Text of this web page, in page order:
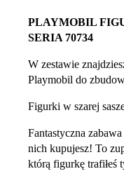
PLAYMOBIL
SERIA 70734
W zestawie
Playmobil do
Figurki w szarej
Fantastyczna
nich kupujesz! To
którą figurkę trafiłeś